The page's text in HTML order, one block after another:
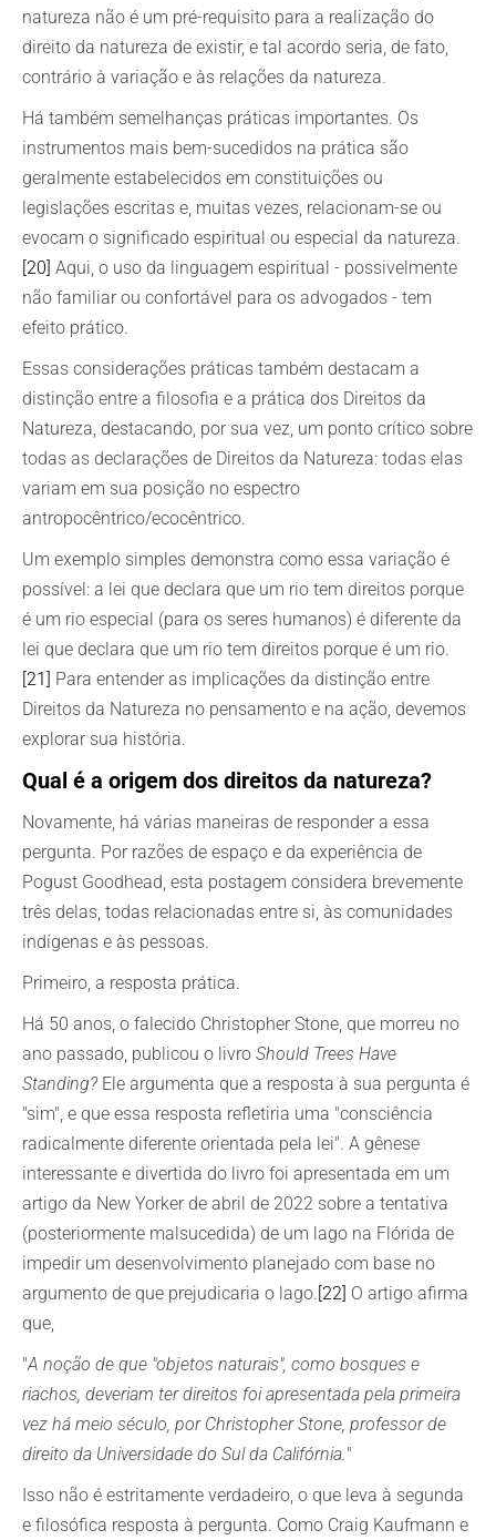
natureza não é um pré-requisito para a realização do
direito da natureza de existir, e tal acordo seria, de fato,
contrário à variação e às relações da natureza.
Há também semelhanças práticas importantes. Os
instrumentos mais bem-sucedidos na prática são
geralmente estabelecidos em constituições ou
legislações escritas e, muitas vezes, relacionam-se ou
evocam o significado espiritual ou especial da natureza.
[20] Aqui, o uso da linguagem espiritual - possivelmente
não familiar ou confortável para os advogados - tem
efeito prático.
Essas considerações práticas também destacam a
distinção entre a filosofia e a prática dos Direitos da
Natureza, destacando, por sua vez, um ponto crítico sobre
todas as declarações de Direitos da Natureza: todas elas
variam em sua posição no espectro
antropocêntrico/ecocêntrico.
Um exemplo simples demonstra como essa variação é
possível: a lei que declara que um rio tem direitos porque
é um rio especial (para os seres humanos) é diferente da
lei que declara que um rio tem direitos porque é um rio.
[21]
Para entender as implicações da distinção entre
Direitos da Natureza no pensamento e na ação, devemos
explorar sua história.
Qual é a origem dos direitos da natureza?
Novamente, há várias maneiras de responder a essa
pergunta. Por razões de espaço e da experiência de
Pogust Goodhead, esta postagem considera brevemente
três delas, todas relacionadas entre si, às comunidades
indígenas e às pessoas.
Primeiro, a resposta prática.
Há 50 anos, o falecido Christopher Stone, que morreu no
ano passado, publicou o livro Should Trees Have
Standing? Ele argumenta que a resposta à sua pergunta é
"sim", e que essa resposta refletiria uma "consciência
radicalmente diferente orientada pela lei". A gênese
interessante e divertida do livro foi apresentada em um
artigo da New Yorker de abril de 2022 sobre a tentativa
(posteriormente malsucedida) de um lago na Flórida de
impedir um desenvolvimento planejado com base no
argumento de que prejudicaria o lago. [22] O artigo afirma
que,
"A noção de que "objetos naturais", como bosques e
riachos, deveriam ter direitos foi apresentada pela primeira
vez há meio século, por Christopher Stone, professor de
direito da Universidade do Sul da Califórnia."
Isso não é estritamente verdadeiro, o que leva à segunda
e filosófica resposta à pergunta. Como Craig Kaufmann e